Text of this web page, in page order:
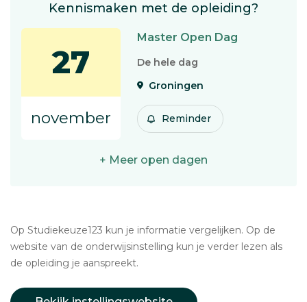
Kennismaken met de opleiding?
27
november
Master Open Dag
De hele dag
Groningen
Reminder
+ Meer open dagen
Op Studiekeuze123 kun je informatie vergelijken. Op de
website van de onderwijsinstelling kun je verder lezen als
de opleiding je aanspreekt.